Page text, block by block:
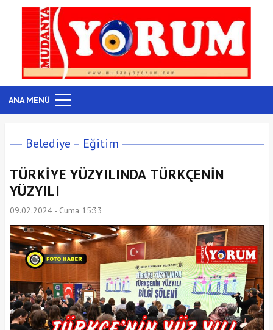
ANA MENÜ
Belediye Eğitim
TÜRKİYE YÜZYILINDA TÜRKÇENİN
YÜZYILI
09.02.2024 - Cuma 15:33